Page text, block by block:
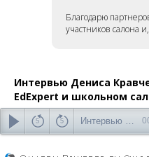
Благодарю
участников салона
Интервью Дениса
EdExpert и школьном